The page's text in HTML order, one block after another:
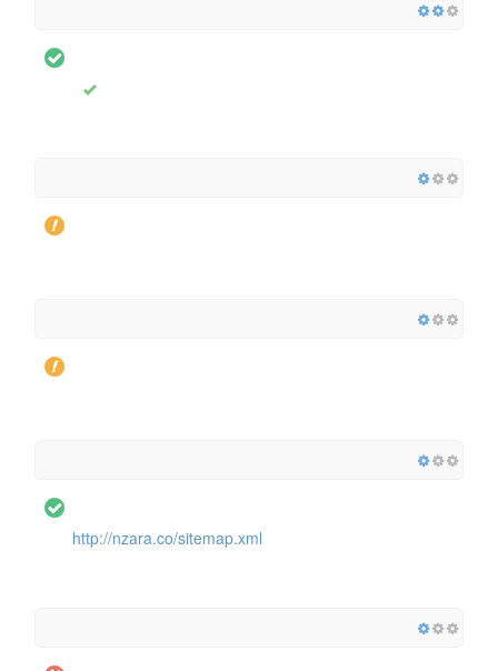
http://nzara.co/sitemap.xml